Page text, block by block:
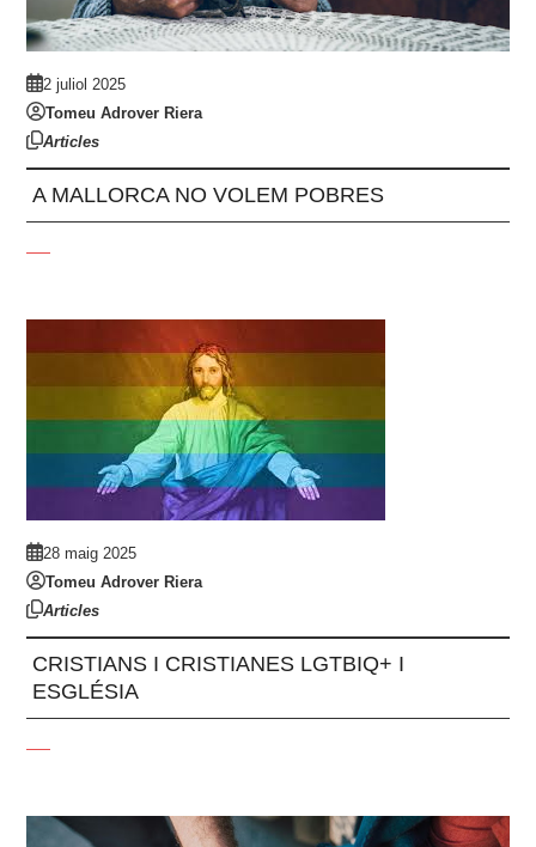
2 juliol 2025
Tomeu Adrover Riera
Articles
A MALLORCA NO VOLEM POBRES
28 maig 2025
Tomeu Adrover Riera
Articles
CRISTIANS I CRISTIANES LGTBIQ+ I
ESGLÉSIA